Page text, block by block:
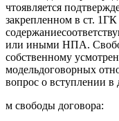
чтоявляется
закрепленном в ст.
или иными НПА.
собственному
модельдоговорных
вопрос о вступлении в
м свободы договора: